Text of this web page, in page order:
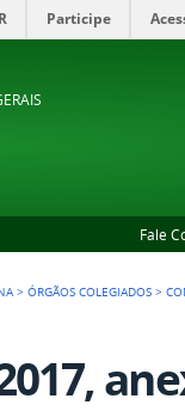
Participe
Fale
>ÓRGÃOS COLEGIADOS >